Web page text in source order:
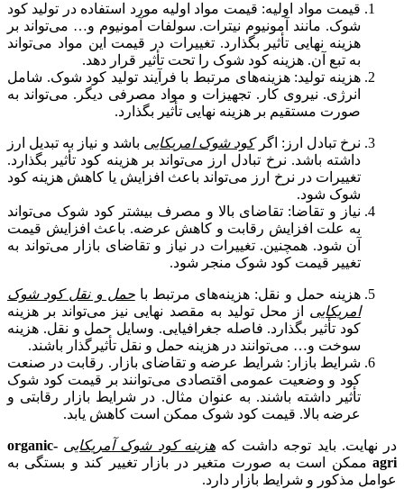
قیمت مواد اولیه: قیمت مواد اولیه مورد استفاده در تولید کود
شوک. مانند آمونیوم نیترات. سولفات آمونیوم و… می‌تواند بر
هزینه نهایی تأثیر بگذارد. تغییرات در قیمت این مواد می‌تواند
به تبع آن. هزینه کود شوک را تحت تأثیر قرار دهد.
هزینه تولید: هزینه‌های مرتبط با فرآیند تولید کود شوک. شامل
انرژی. نیروی کار. تجهیزات و مواد مصرفی دیگر. می‌تواند به
صورت مستقیم بر هزینه نهایی تأثیر بگذارد.
نرخ تبادل ارز: اگرکود شوک امریکایی باشد و نیاز به تبدیل ارز
داشته باشد. نرخ تبادل ارز می‌تواند بر هزینه کود تأثیر بگذارد.
تغییرات در نرخ ارز می‌تواند باعث افزایش یا کاهش هزینه کود
شوک شود.
نیاز و تقاضا: تقاضای بالا و مصرف بیشتر کود شوک می‌تواند
به علت افزایش رقابت و کاهش عرضه. باعث افزایش قیمت
آن شود. همچنین. تغییرات در نیاز و تقاضای بازار می‌تواند به
تغییر قیمت کود شوک منجر شود.
هزینه حمل و نقل: هزینه‌های مرتبط باحمل و نقل کود شوک
امریکایی از محل تولید به مقصد نهایی نیز می‌تواند بر هزینه
کود تأثیر بگذارد. فاصله جغرافیایی. وسایل حمل و نقل. هزینه
سوخت و… می‌توانند در هزینه حمل و نقل تأثیرگذار باشند.
شرایط بازار: شرایط عرضه و تقاضای بازار. رقابت در صنعت
کود و وضعیت عمومی اقتصادی می‌توانند بر قیمت کود شوک
تأثیر داشته باشند. به عنوان مثال. در شرایط بازار رقابتی و
عرضه بالا. قیمت کود شوک ممکن است کاهش یابد.
در نهایت. باید توجه داشت کههزینه کود شوک آمریکایی organic-
agri ممکن است به صورت متغیر در بازار تغییر کند و بستگی به
عوامل مذکور و شرایط بازار دارد.